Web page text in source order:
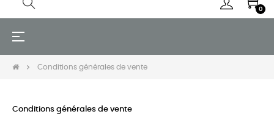
0
Umschalten
☰
Conditions générales de vente
Conditions générales de vente